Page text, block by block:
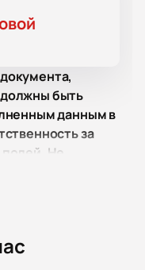
быть
данным в
за
Не
Тверская, д. 5/6.